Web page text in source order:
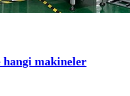
makineler